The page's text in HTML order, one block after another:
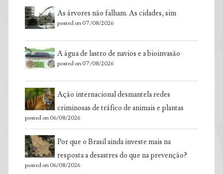
As árvores não falham. As cidades, sim
posted on 07/08/2026
A água de lastro de navios e a bioinvasão
posted on 07/08/2026
Ação internacional desmantela redes
criminosas de tráfico de animais e plantas
posted on 06/08/2026
Por que o Brasil ainda investe mais na
resposta a desastres do que na prevenção?
posted on 06/08/2026